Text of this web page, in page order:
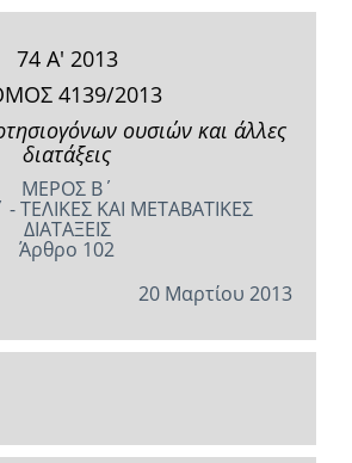
74 Α' 2013
4139/2013
ουσιών και άλλες
διατάξεις
ΜΕΡΟΣ Β΄
ΤΕΛΙΚΕΣ ΚΑΙ ΜΕΤΑΒΑΤΙΚΕΣ
ΔΙΑΤΑΞΕΙΣ
Άρθρο 102
20 Μαρτίου 2013